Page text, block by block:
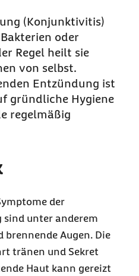
äußert sich eine
zum Arzt oder zur
fest?
eine
bei einer
(Konjunktivitis)
oder
Regel heilt sie
von selbst.
Entzündung ist
gründliche Hygiene
regelmäßig
der
unter anderem
brennende Augen. Die
tränen und Sekret
Haut kann gereizt